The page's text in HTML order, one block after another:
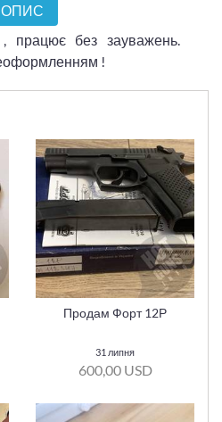
ОПИС
працює без зауважень.
!
Продам Форт 12Р
31 липня
600,00 USD